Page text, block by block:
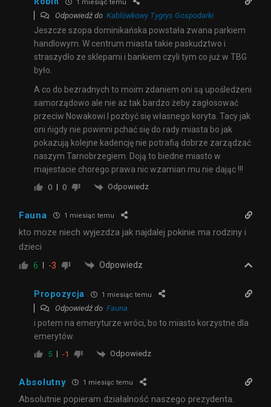
1 miesiąc temu
Odpowiedź do Kablówkowy Tygrys Gospodarki
Jeszcze szopa dominikańska powstała zwana parkiem
handlowym. W centrum miasta takie paskudztwo i
straszydło ze sklepami i bankiem czyli tym co już w TBG
było.
A co do bezradnych to moim zdaniem oni są upośledzeni
samorządowo ale nie aż tak bardzo żeby zagłosować
przeciw Nowakowi I pozbyć się własnego koryta. Tacy jak
oni ńigdy nie powinni pchać się do rady miasta bo jak
pokazują kolejne kadencję nie potrafią dobrze zarządzać
naszym Tarnobrzegiem. Doją to biedne miasto w
majestacie chorego prawa nic wzamian mu nie dając !!!
0 0 Odpowiedz
Fauna 1 miesiąc temu
kto moze niech wyjezdza jak najdalej pokinie ma rodziny i
dzieci
6 -3 Odpowiedz
Propozycja 1 miesiąc temu
Odpowiedź do Fauna
i potem na emeryturze wróci, bo to miasto korzystne dla
emerytów.
5 -1 Odpowiedz
Absolutny 1 miesiąc temu
Absolutnie popieram działalność naszego prezydenta.